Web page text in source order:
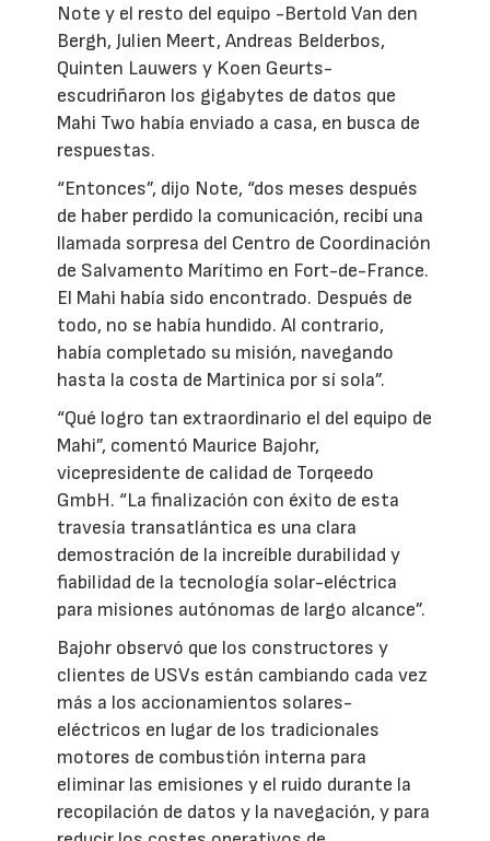
Note y el resto del equipo -Bertold Van den
Bergh, Julien Meert, Andreas Belderbos,
Quinten Lauwers y Koen Geurts-
escudriñaron los gigabytes de datos que
Mahi Two había enviado a casa, en busca de
respuestas.
“Entonces”, dijo Note, “dos meses después
de haber perdido la comunicación, recibí una
llamada sorpresa del Centro de Coordinación
de Salvamento Marítimo en Fort-de-France.
El Mahi había sido encontrado. Después de
todo, no se había hundido. Al contrario,
había completado su misión, navegando
hasta la costa de Martinica por sí sola”.
“Qué logro tan extraordinario el del equipo de
Mahi”, comentó Maurice Bajohr,
vicepresidente de calidad de Torqeedo
GmbH. “La finalización con éxito de esta
travesía transatlántica es una clara
demostración de la increíble durabilidad y
fiabilidad de la tecnología solar-eléctrica
para misiones autónomas de largo alcance”.
Bajohr observó que los constructores y
clientes de USVs están cambiando cada vez
más a los accionamientos solares-
eléctricos en lugar de los tradicionales
motores de combustión interna para
eliminar las emisiones y el ruido durante la
recopilación de datos y la navegación, y para